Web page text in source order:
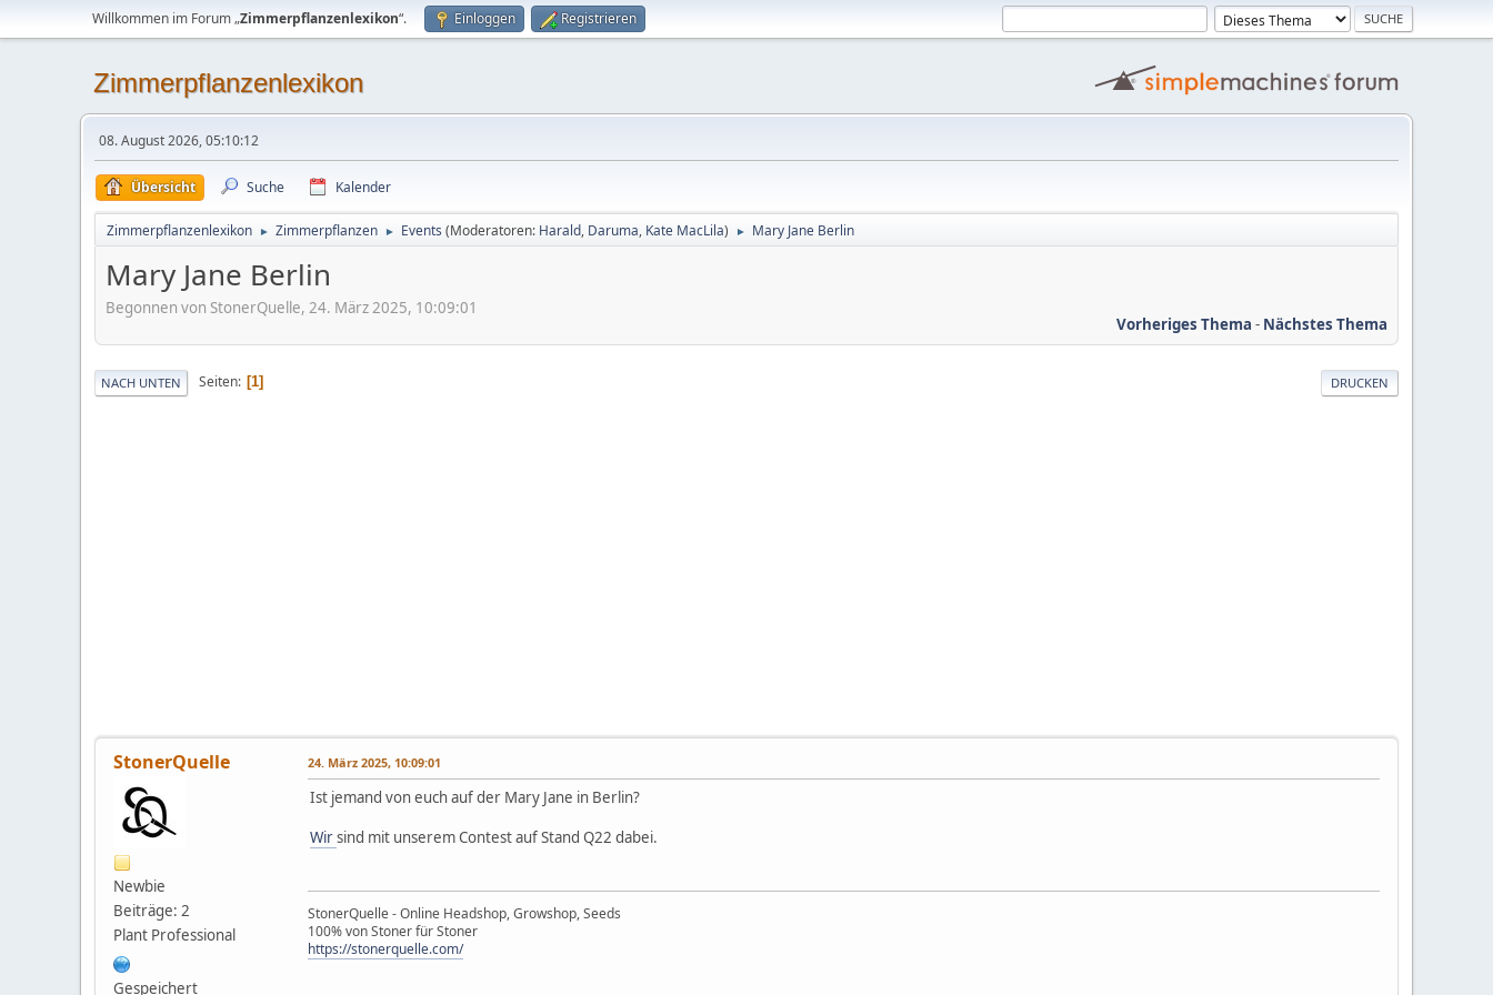
Willkommen im Forum „Zimmerpflanzenlexikon“. Einloggen Registrieren
Zimmerpflanzenlexikon
08. August 2026, 05:10:12
Übersicht Suche Kalender
Zimmerpflanzenlexikon ► Zimmerpflanzen ► Events (Moderatoren: Harald, Daruma, Kate MacLila) ► Mary Jane Berlin
Mary Jane Berlin
Begonnen von StonerQuelle, 24. März 2025, 10:09:01
Vorheriges Thema - Nächstes Thema
DRUCKEN
NACH UNTEN Seiten 1
StonerQuelle
Newbie
Beiträge: 2
Plant Professional
Gespeichert
24. März 2025, 10:09:01
Ist jemand von euch auf der Mary Jane in Berlin?
Wirsind mit unserem Contest auf Stand Q22 dabei.
StonerQuelle - Online Headshop, Growshop, Seeds
100% von Stoner für Stoner
https://stonerquelle.com/